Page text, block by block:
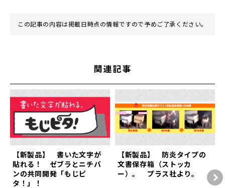
この記事の内容は掲載日時点の情報ですので予めご了承ください。
関連記事
【新製品】 書いた文字が
貼れる！ ゼブラとニチバ
ンの共同開発「もじピ
タ！」！
【新製品】 防炎タイプの
文書保存箱（ストッカ
ー）。 プラス社より。